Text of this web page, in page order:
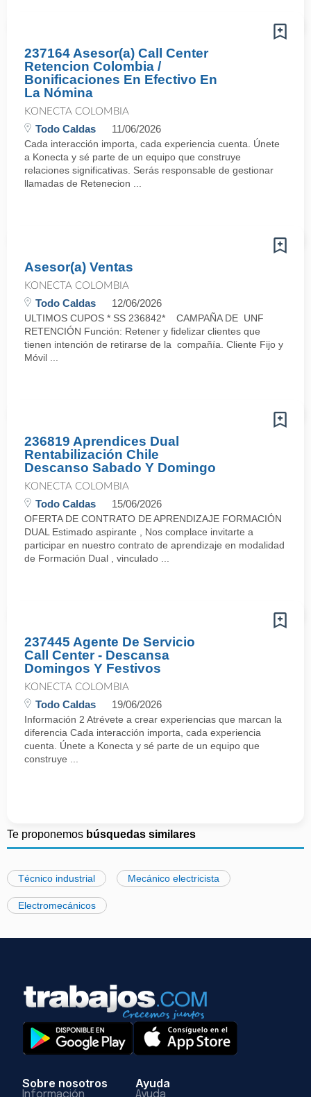
237164 Asesor(a) Call Center
Retencion Colombia /
Bonificaciones En Efectivo En
La Nómina
KONECTA COLOMBIA
Todo Caldas 11/06/2026
Cada interacción importa, cada experiencia cuenta. Únete
a Konecta y sé parte de un equipo que construye
relaciones significativas. Serás responsable de gestionar
llamadas de Retenecion ...
Asesor(a) Ventas
KONECTA COLOMBIA
Todo Caldas 12/06/2026
ULTIMOS CUPOS * SS 236842* CAMPAÑA DE UNF
RETENCIÓN Función: Retener y fidelizar clientes que
tienen intención de retirarse de la compañía. Cliente Fijo y
Móvil ...
236819 Aprendices Dual
Rentabilización Chile
Descanso Sabado Y Domingo
KONECTA COLOMBIA
Todo Caldas 15/06/2026
OFERTA DE CONTRATO DE APRENDIZAJE FORMACIÓN
DUAL Estimado aspirante , Nos complace invitarte a
participar en nuestro contrato de aprendizaje en modalidad
de Formación Dual , vinculado ...
237445 Agente De Servicio
Call Center - Descansa
Domingos Y Festivos
KONECTA COLOMBIA
Todo Caldas 19/06/2026
Información 2 Atrévete a crear experiencias que marcan la
diferencia Cada interacción importa, cada experiencia
cuenta. Únete a Konecta y sé parte de un equipo que
construye ...
Te proponemos búsquedas similares
Técnico industrial Mecánico electricista
Electromecánicos
Sobre nosotros
Información
Ayuda
Ayuda